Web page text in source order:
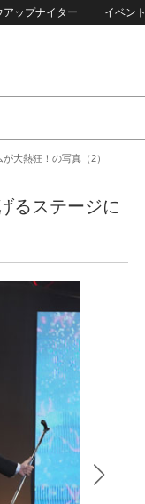
アップナイター イベント
大熱狂！の写真（2）
るステージに